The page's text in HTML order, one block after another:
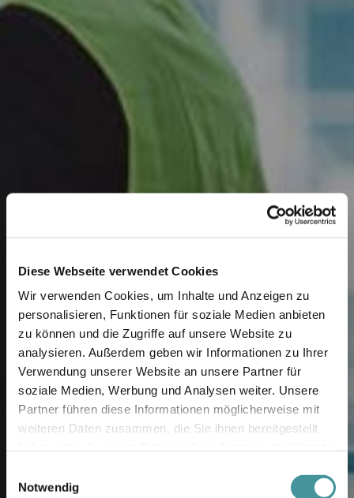
Diese Webseite verwendet Cookies
Wir verwenden Cookies, um Inhalte und Anzeigen zu
personalisieren, Funktionen für soziale Medien anbieten
zu können und die Zugriffe auf unsere Website zu
analysieren. Außerdem geben wir Informationen zu Ihrer
Verwendung unserer Website an unsere Partner für
soziale Medien, Werbung und Analysen weiter. Unsere
Partner führen diese Informationen möglicherweise mit
weiteren Daten zusammen, die Sie ihnen bereitgestellt
Notwendig